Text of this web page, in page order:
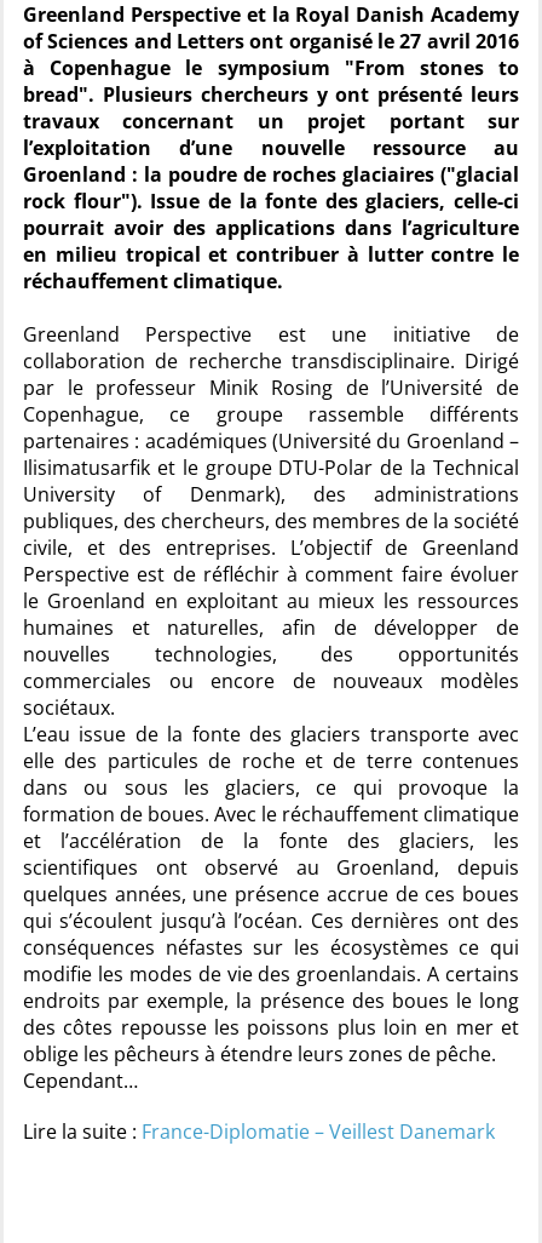
Greenland Perspective et la Royal Danish Academy
of Sciences and Letters ont organisé le 27 avril 2016
à Copenhague le symposium "From stones to
bread". Plusieurs chercheurs y ont présenté leurs
travaux concernant un projet portant sur
l’exploitation d’une nouvelle ressource au
Groenland : la poudre de roches glaciaires ("glacial
rock flour"). Issue de la fonte des glaciers, celle-ci
pourrait avoir des applications dans l’agriculture
en milieu tropical et contribuer à lutter contre le
réchauffement climatique.
Greenland Perspective est une initiative de
collaboration de recherche transdisciplinaire. Dirigé
par le professeur Minik Rosing de l’Université de
Copenhague, ce groupe rassemble différents
partenaires : académiques (Université du Groenland –
Ilisimatusarfik et le groupe DTU-Polar de la Technical
University of Denmark), des administrations
publiques, des chercheurs, des membres de la société
civile, et des entreprises. L’objectif de Greenland
Perspective est de réfléchir à comment faire évoluer
le Groenland en exploitant au mieux les ressources
humaines et naturelles, afin de développer de
nouvelles technologies, des opportunités
commerciales ou encore de nouveaux modèles
sociétaux.
L’eau issue de la fonte des glaciers transporte avec
elle des particules de roche et de terre contenues
dans ou sous les glaciers, ce qui provoque la
formation de boues. Avec le réchauffement climatique
et l’accélération de la fonte des glaciers, les
scientifiques ont observé au Groenland, depuis
quelques années, une présence accrue de ces boues
qui s’écoulent jusqu’à l’océan. Ces dernières ont des
conséquences néfastes sur les écosystèmes ce qui
modifie les modes de vie des groenlandais. A certains
endroits par exemple, la présence des boues le long
des côtes repousse les poissons plus loin en mer et
oblige les pêcheurs à étendre leurs zones de pêche.
Cependant…
Lire la suite : France-Diplomatie – Veillest Danemark